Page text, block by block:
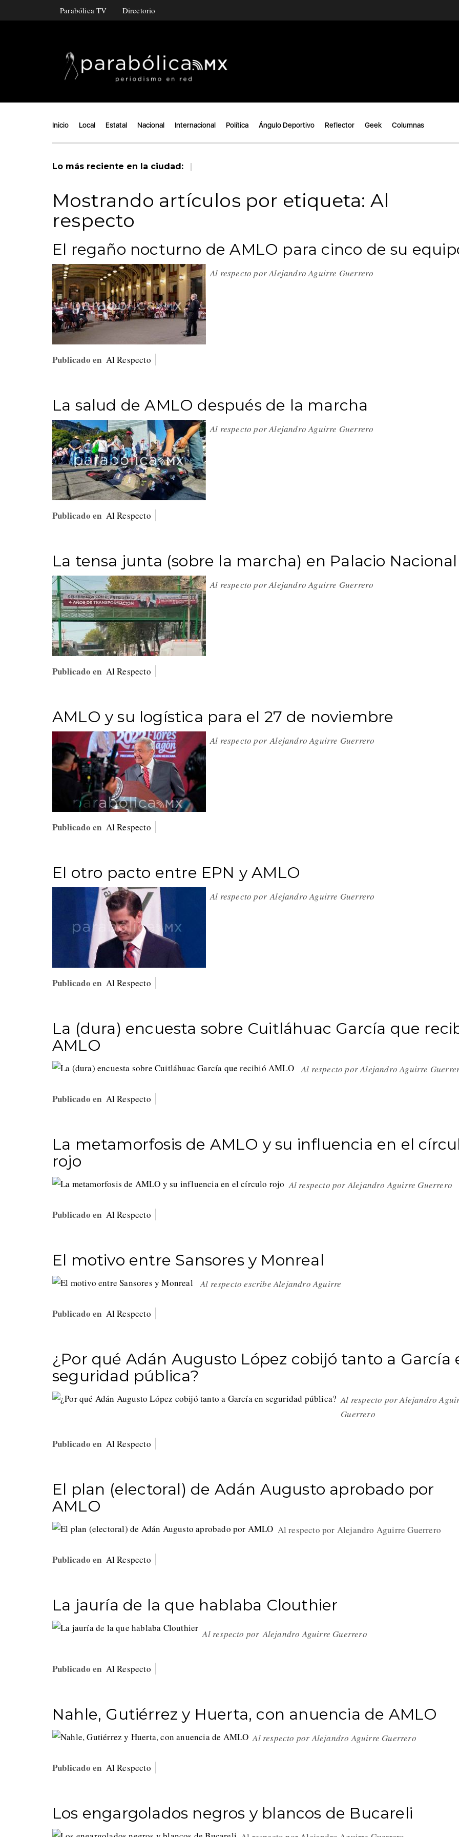
Parabólica TV Directorio
Inicio Local Estatal Nacional Internacional Política Ángulo Deportivo Reflector Geek Columnas
Lo más reciente en la ciudad: |
Mostrando artículos por etiqueta: Al
respecto
El regaño nocturno de AMLO para cinco de su
Al respecto por Alejandro Aguirre Guerrero
Publicado en Al Respecto
La salud de AMLO después de la marcha
Al respecto por Alejandro Aguirre Guerrero
Publicado en Al Respecto
La tensa junta (sobre la marcha) en Palacio
Al respecto por Alejandro Aguirre Guerrero
Publicado en Al Respecto
AMLO y su logística para el 27 de noviembre
Al respecto por Alejandro Aguirre Guerrero
Publicado en Al Respecto
El otro pacto entre EPN y AMLO
Al respecto por Alejandro Aguirre Guerrero
Publicado en Al Respecto
La (dura) encuesta sobre Cuitláhuac García que
AMLO
Al respecto por Alejandro Aguirre
Publicado en Al Respecto
La metamorfosis de AMLO y su influencia en el
rojo
Al respecto por Alejandro Aguirre Guerrero
Publicado en Al Respecto
El motivo entre Sansores y Monreal
Al respecto escribe Alejandro Aguirre
Publicado en Al Respecto
¿Por qué Adán Augusto López cobijó tanto a García
seguridad pública?
Al respecto por Alejandro
Guerrero
Publicado en Al Respecto
El plan (electoral) de Adán Augusto aprobado por
AMLO
Al respecto por Alejandro Aguirre Guerrero
Publicado en Al Respecto
La jauría de la que hablaba Clouthier
Al respecto porAlejandro Aguirre Guerrero
Publicado en Al Respecto
Nahle, Gutiérrez y Huerta, con anuencia de AMLO
Al respecto por Alejandro Aguirre Guerrero
Publicado en Al Respecto
Los engargolados negros y blancos de Bucareli